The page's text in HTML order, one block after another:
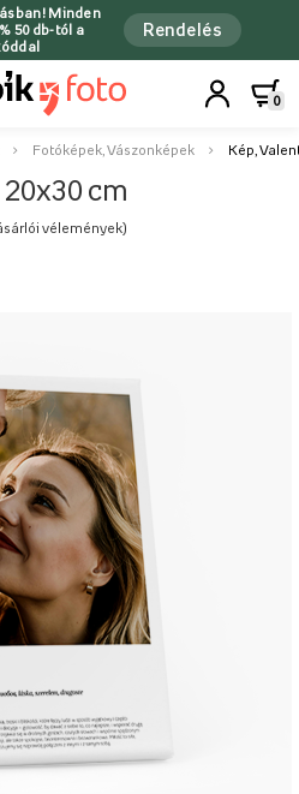
Minden
50 db-tól a
Rendelés
0
Fotóképek, Vászonképek Kép,
cm
vélemények)